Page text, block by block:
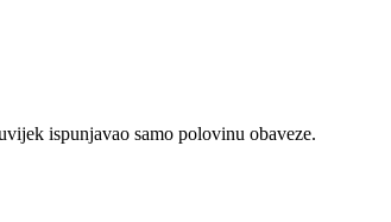
ispunjavao samo polovinu obaveze.